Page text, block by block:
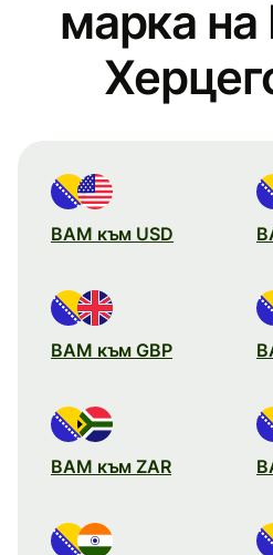
марка на
BAM към USD
BAM към GBP
BAM към ZAR